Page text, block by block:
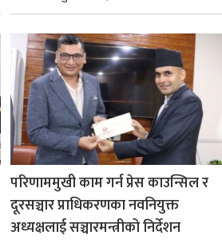
परिणाममुखी काम गर्न प्रेस काउन्सिल र
दूरसञ्चार प्राधिकरणका नवनियुक्त
अध्यक्षलाई सञ्चारमन्त्रीको निर्देशन